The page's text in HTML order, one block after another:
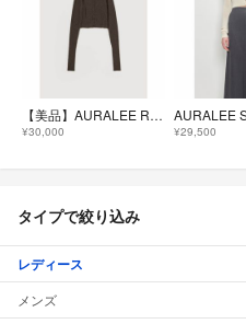
【美品】AURALEE RIB KNIT SHORT CARDIGAN
¥30,000 ¥29,500
タイプで絞り込み
レディース
メンズ